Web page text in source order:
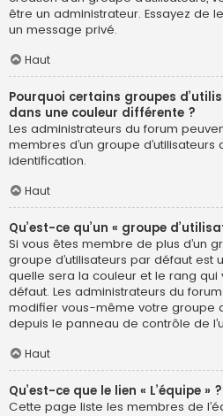
être un administrateur. Essayez de
un message privé.
Haut
Pourquoi certains groupes
dans une couleur différente ?
Les administrateurs du forum
membres d’un groupe
identification.
Haut
Qu’est-ce qu’un « groupe
Si vous êtes membre de plus d’un
groupe d’utilisateurs par défaut est
quelle sera la couleur et le rang qui
défaut. Les administrateurs du
modifier vous-même votre groupe
depuis le panneau de contrôle de
Haut
Qu’est-ce que le lien « L’équipe » ?
Cette page liste les membres de